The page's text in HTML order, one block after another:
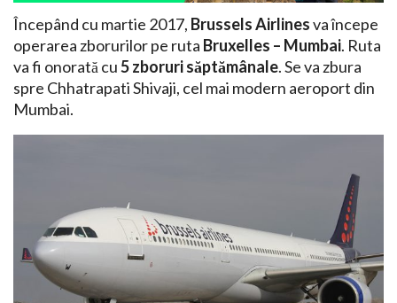
Începând cu martie 2017, Brussels Airlinesva începe
operarea zborurilor pe ruta Bruxelles – Mumbai. Ruta
va fi onorată cu5 zboruri săptămânale. Se va zbura
spre Chhatrapati Shivaji, cel mai modern aeroport din
Mumbai.